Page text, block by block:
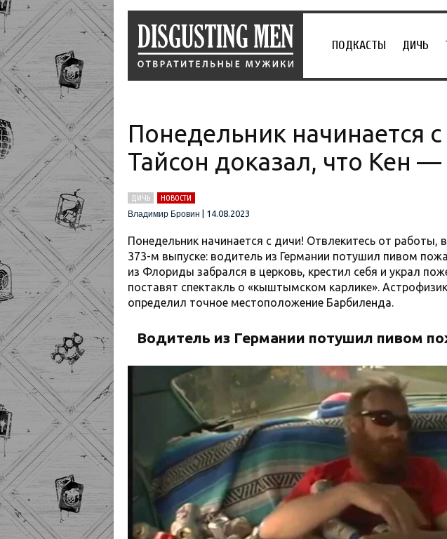
ПОДКАСТЫ ДИЧЬ
Понедельник начинается
Тайсон доказал, что Кен
ДИЧЬ
НОВОСТИ
Владимир Бровин
14.08.2023
Понедельник начинается с дичи! Отвлекитесь от работы,
373-м выпуске: водитель из Германии потушил пивом
из Флориды забрался в церковь, крестил себя и украл
поставят спектакль о «кыштымском карлике».
определил точное местоположение Барбиленда.
Водитель из Германии потушил пивом